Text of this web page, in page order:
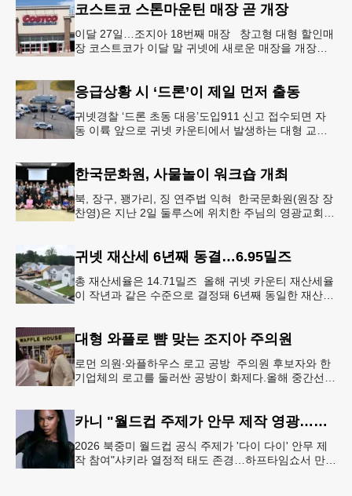
코스트코 스톤마운틴 매장 곧 개장
이달 27일…조지아 18번째 매장 창고형 대형 할인매
장 코스트코가 이달 말 귀넷에 새로운 매장을 개장한
응급상황 시 ‘드론’이 제일 먼저 출동
귀넷경찰 ‘드론 초동 대응’도입911 신고 접수되면 자
동 이륙 앞으로 귀넷 카운티에서 발생하는 대형 교통
한국문화원, 사물놀이 워크숍 개최
북, 장구, 꽹가리, 징 연주법 익혀 한국문화원(원장 장
찬영)은 지난 2일 둘루스에 위치한 주님의 영광교회에
귀넷 재산세 6년째 동결…6.95밀즈
총 재산세율은 14.71밀즈 올해 귀넷 카운티 재산세율
이 작년과 같은 수준으로 결정돼 6년째 동일한 재산세
대형 와플로 뺨 맞는 조지아 주의원
로먼 의원∙와플하우스 로고 공방 주의원 후보자와 한
기업체의 로고를 둘러싼 공방이 화제다.올해 중간선거
카니 "월드컵 주제가 안무 제작 영광…춤은 국경 없는 언어"
2026 북중미 월드컵 공식 주제가 '다이 다이' 안무 제
작 참여"샤키라 열정적 태도 존경…하프타임쇼서 만난